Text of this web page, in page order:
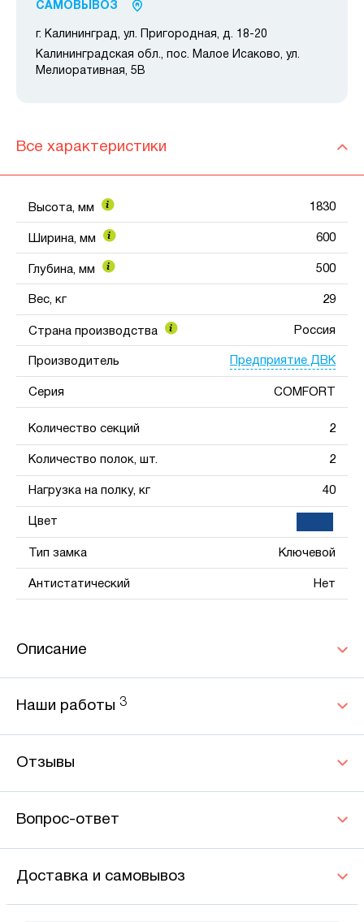
САМОВЫВОЗ
г. Калининград, ул. Пригородная, д. 18-20
Калининградская обл., пос. Малое Исаково, ул.
Мелиоративная, 5В
Все характеристики
Высота, мм 1830
Ширина, мм 600
Глубина, мм 500
Вес, кг 29
Страна производства Россия
Производитель Предприятие ДВК
Серия COMFORT
Количество секций 2
Количество полок, шт. 2
Нагрузка на полку, кг 40
Цвет
Тип замка Ключевой
Антистатический Нет
Описание
Наши работы 3
Отзывы
Вопрос-ответ
Доставка и самовывоз